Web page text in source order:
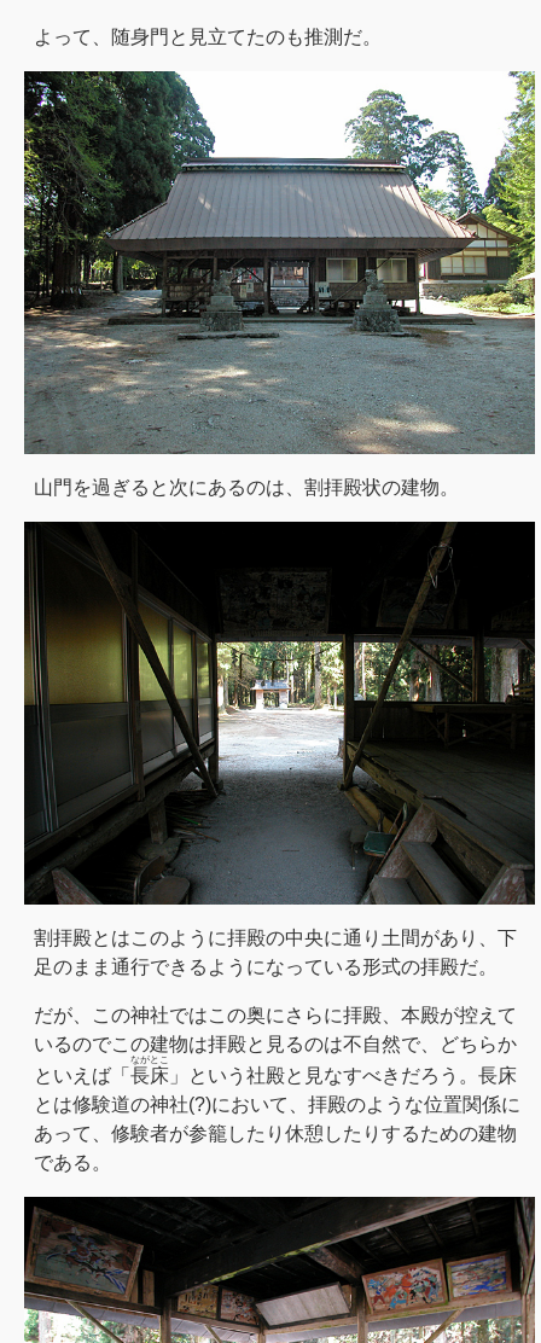
よって、随身門と見立てたのも推測だ。
山門を過ぎると次にあるのは、割拝殿状の建物。
割拝殿とはこのように拝殿の中央に通り土間があり、下
足のまま通行できるようになっている形式の拝殿だ。
だが、この神社ではこの奥にさらに拝殿、本殿が控えて
いるのでこの建物は拝殿と見るのは不自然で、どちらか
といえば「 長床
ながとこ
」という社殿と見なすべきだろう。長床
とは修験道の神社(?)において、拝殿のような位置関係に
あって、修験者が参籠したり休憩したりするための建物
である。